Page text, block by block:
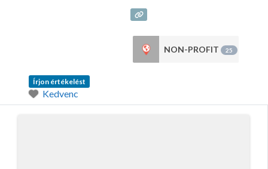
NON-PROFIT 25
Írjon értékelést
Kedvenc